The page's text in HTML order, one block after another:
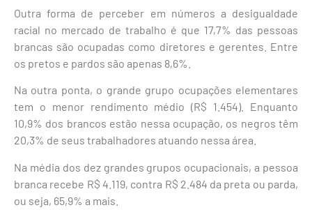
Outra forma de perceber em números a desigualdade
racial no mercado de trabalho é que 17,7% das pessoas
brancas são ocupadas como diretores e gerentes. Entre
os pretos e pardos são apenas 8,6%.
Na outra ponta, o grande grupo ocupações elementares
tem o menor rendimento médio (R$ 1.454). Enquanto
10,9% dos brancos estão nessa ocupação, os negros têm
20,3% de seus trabalhadores atuando nessa área.
Na média dos dez grandes grupos ocupacionais, a pessoa
branca recebe R$ 4.119, contra R$ 2.484 da preta ou parda,
ou seja, 65,9% a mais.